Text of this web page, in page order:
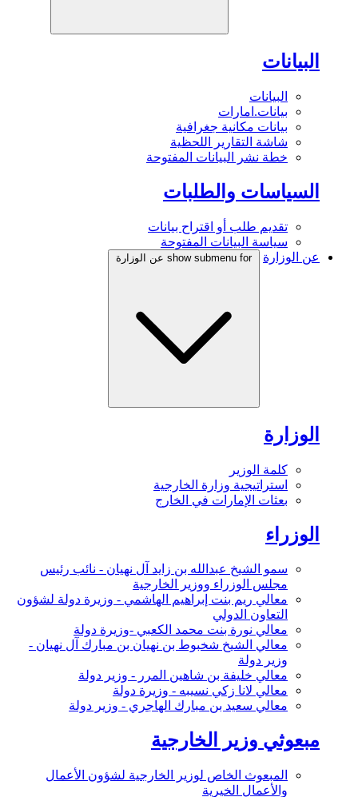
البيانات
البيانات
بيانات.امارات
بيانات مكانية جغرافية
شاشة التقارير اللحظية
خطة نشر البيانات المفتوحة
السياسات والطلبات
تقديم طلب أو اقتراح بيانات
سياسة البيانات المفتوحة
عن الوزارة
show submenu for عن الوزارة
الوزارة
كلمة الوزير
استراتيجية وزارة الخارجية
بعثات الإمارات في الخارج
الوزراء
سمو الشيخ عبدالله بن زايد آل نهيان - نائب رئيس
مجلس الوزراء ووزير الخارجية
معالي ريم بنت إبراهيم الهاشمي - وزيرة دولة لشؤون
التعاون الدولي
معالي نورة بنت محمد الكعبي -وزيرة دولة
معالي الشيخ شخبوط بن نهيان بن مبارك آل نهيان -
وزير دولة
معالي خليفة بن شاهين المرر - وزير دولة
معالي لانا زكي نسيبه - وزيرة دولة
معالي سعيد بن مبارك الهاجري - وزير دولة
مبعوثي وزير الخارجية
المبعوث الخاص لوزير الخارجية لشؤون الأعمال
والأعمال الخيرية